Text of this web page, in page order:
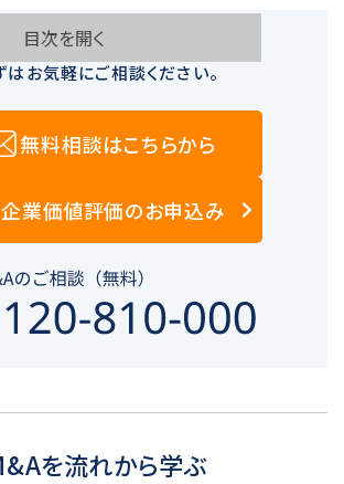
目次を開く
ただくまで費用はいただきません。
はお気軽にご相談ください。
無料相談はこちらから
企業価値評価のお申込み
を流れから学ぶ